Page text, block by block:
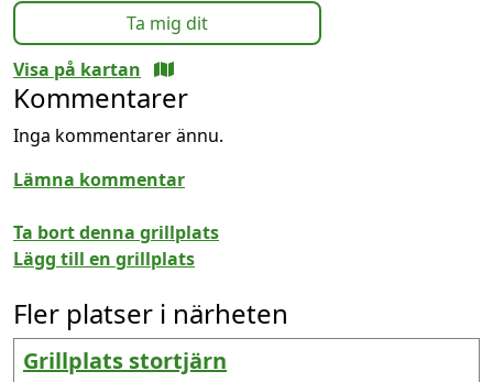
Ta mig dit
Visa på kartan
Kommentarer
Inga kommentarer ännu.
Lämna kommentar
Ta bort denna grillplats
Lägg till en grillplats
Fler platser i närheten
Grillplats stortjärn